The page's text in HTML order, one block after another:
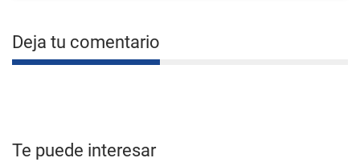
Deja tu comentario
Te puede interesar